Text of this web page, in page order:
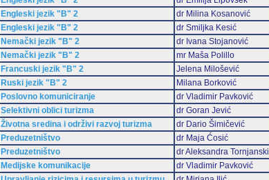
Engleski jezik "B" 2 dr Milina Kosanović
Engleski jezik "B" 2 dr Smiljka Kesić
Nemački jezik "B" 2 dr Ivana Stojanović
Nemački jezik "B" 2 mr Maša Polillo
Francuski jezik "B" 2 Jelena Milošević
Ruski jezik "B" 2 Milana Borković
Poslovno komuniciranje dr Vladimir Pavković
Selektivni oblici turizma dr Goran Jević
Životna sredina i održivi razvoj turizma dr Dario Šimičević
Preduzetništvo dr Maja Ćosić
Preduzetništvo dr Aleksandra Tornjanski
Medijske komunikacije dr Vladimir Pavković